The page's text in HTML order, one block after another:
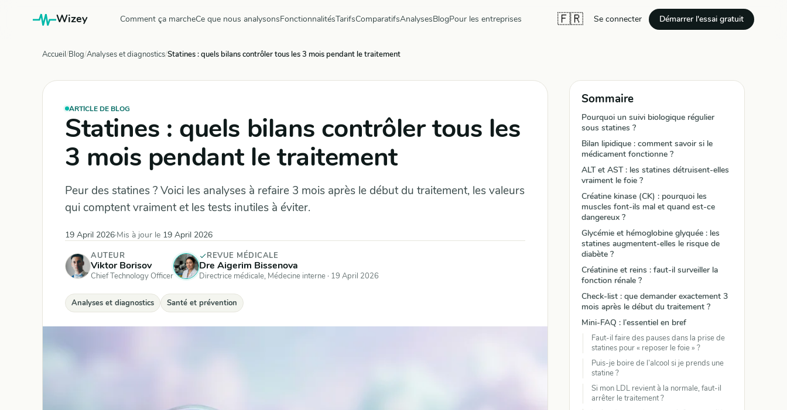
Wizey Comment ça marcheCe que nous analysonsFonctionnalitésTarifsComparatifsAnalysesBlogPour les entreprises 🇫🇷 Se connecter Démarrer l'essai gratuit
Accueil Blog Analyses et diagnostics Statines : quels bilans contrôler tous les 3 mois pendant le traitement
ARTICLE DE BLOG
Statines : quels bilans contrôler tous les
3 mois pendant le traitement
Peur des statines ? Voici les analyses à refaire 3 mois après le début du traitement, les valeurs
qui comptent vraiment et les tests inutiles à éviter.
19 April 2026·Mis à jour le 19 April 2026
AUTEUR
Viktor Borisov
Chief Technology Officer
REVUE MÉDICALE
Dre Aigerim Bissenova
Directrice médicale, Médecine interne · 19 April 2026
Analyses et diagnostics Santé et prévention
Sommaire
Pourquoi un suivi biologique régulier
sous statines ?
Bilan lipidique : comment savoir si le
médicament fonctionne ?
ALT et AST : les statines détruisent-elles
vraiment le foie ?
Créatine kinase (CK) : pourquoi les
muscles font-ils mal et quand est-ce
dangereux ?
Glycémie et hémoglobine glyquée : les
statines augmentent-elles le risque de
diabète ?
Créatinine et reins : faut-il surveiller la
fonction rénale ?
Check-list : que demander exactement 3
mois après le début du traitement ?
Mini-FAQ : l’essentiel en bref
Faut-il faire des pauses dans la prise de
statines pour « reposer le foie » ?
Puis-je boire de l’alcool si je prends une
statine ?
Si mon LDL revient à la normale, faut-il
arrêter le traitement ?